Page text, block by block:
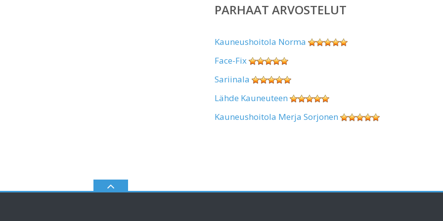
PARHAAT ARVOSTELUT
Kauneushoitola Norma
Face-Fix
Sariinala
Lähde Kauneuteen
Kauneushoitola Merja Sorjonen